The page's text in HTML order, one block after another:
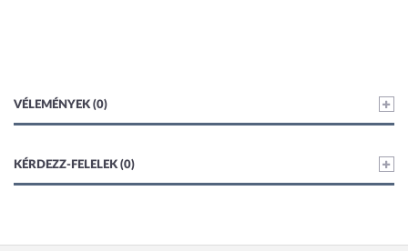
VÉLEMÉNYEK (0)
KÉRDEZZ-FELELEK (0)